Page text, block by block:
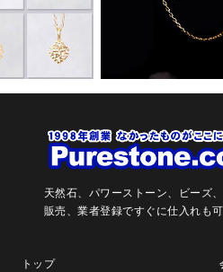
天然石、パワーストーン、ビーズ
販売、業者登録ですぐに仕入れも
トップ